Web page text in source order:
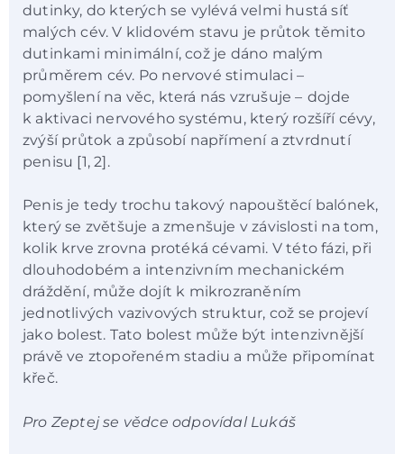
dutinky, do kterých se vylévá velmi hustá síť
malých cév. V klidovém stavu je průtok těmito
dutinkami minimální, což je dáno malým
průměrem cév. Po nervové stimulaci –⁠⁠⁠⁠⁠⁠
pomyšlení na věc, která nás vzrušuje –⁠⁠⁠⁠⁠⁠ dojde
k aktivaci nervového systému, který rozšíří cévy,
zvýší průtok a způsobí napřímení a ztvrdnutí
penisu [1, 2].
Penis je tedy trochu takový napouštěcí balónek,
který se zvětšuje a zmenšuje v závislosti na tom,
kolik krve zrovna protéká cévami. V této fázi, při
dlouhodobém a intenzivním mechanickém
dráždění, může dojít k mikrozraněním
jednotlivých vazivových struktur, což se projeví
jako bolest. Tato bolest může být intenzivnější
právě ve ztopořeném stadiu a může připomínat
křeč.
Pro Zeptej se vědce odpovídal Lukáš